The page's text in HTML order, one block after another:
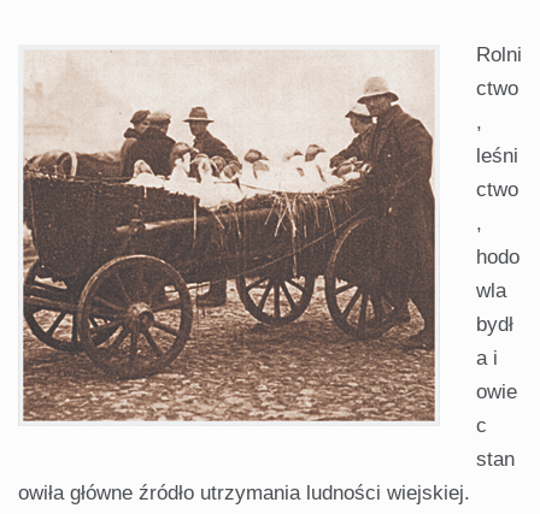
Rolni
ctwo
,
leśni
ctwo
,
hodo
wla
bydł
a i
owie
c
stan
owiła główne źródło utrzymania ludności wiejskiej.